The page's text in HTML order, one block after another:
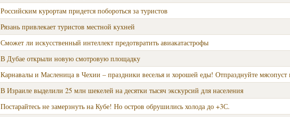
Российским курортам придется побороться за туристов
Рязань привлекает туристов местной кухней
Сможет ли искусственный интеллект предотвратить авиакатастрофы
В Дубае открыли новую смотровую площадку
Карнавалы и Масленица в Чехии – праздники веселья и хорошей еды! Отпразднуйте мясопуст
В Израиле выделили 25 млн шекелей на десятки тысяч экскурсий для населения
Постарайтесь не замерзнуть на Кубе! Но остров обрушились холода до +3С.